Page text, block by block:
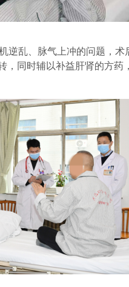
逆乱、脉气上冲的问题， 术
同时辅以补益肝肾的方药